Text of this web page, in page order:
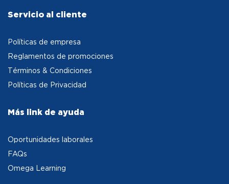
Servicio al cliente
Políticas de empresa
Reglamentos de promociones
Términos & Condiciones
Políticas de Privacidad
Más link de ayuda
Oportunidades laborales
FAQs
Omega Learning